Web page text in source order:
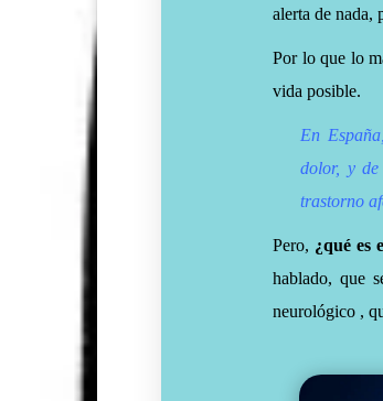
alerta de nada,
Por lo que lo
vida posible.
En
dolor, y
trastorno
Pero, ¿qué es
hablado, que
neurológico ,